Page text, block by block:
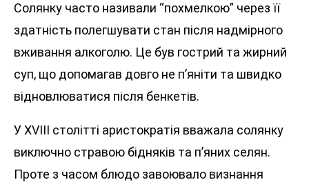
Солянку часто називали “похмелкою” через її
здатність полегшувати стан після надмірного
вживання алкоголю. Це був гострий та жирний
суп, що допомагав довго не п’яніти та швидко
відновлюватися після бенкетів.
У XVIII столітті аристократія вважала солянку
виключно стравою бідняків та п’яних селян.
Проте з часом блюдо завоювало визнання